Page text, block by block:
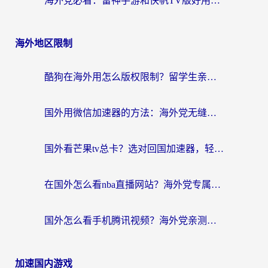
海外地区限制
酷狗在海外用怎么版权限制？留学生亲测：3步解决听国内音乐难题
国外用微信加速器的方法：海外党无缝连接国内生活的实用指南
国外看芒果tv总卡？选对回国加速器，轻松追《浪姐》不费劲
在国外怎么看nba直播网站？海外党专属体育观赛指南，告别地区限制！
国外怎么看手机腾讯视频？海外党亲测有效的追剧加速器选择指南
加速国内游戏